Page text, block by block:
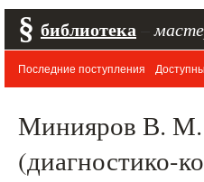
§ библиотека
Последние поступления
Минияров В. М.
(диагностико-